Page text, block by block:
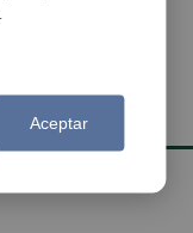
Aceptar